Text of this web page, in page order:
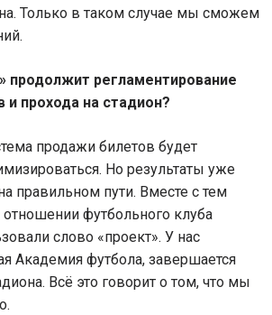
Только в таком случае мы сможем
продолжит регламентирование
и прохода на стадион?
продажи билетов будет
Но результаты уже
правильном пути. Вместе с тем
футбольного клуба
слово «проект». У нас
Академия футбола, завершается
Всё это говорит о том, что мы